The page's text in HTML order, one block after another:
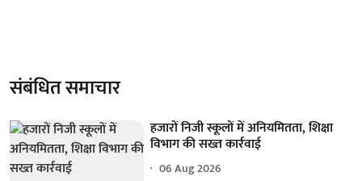
संबंधित समाचार
हजारों निजी स्कूलों में अनियमितता, शिक्षा
विभाग की सख्त कार्रवाई
06 Aug 2026